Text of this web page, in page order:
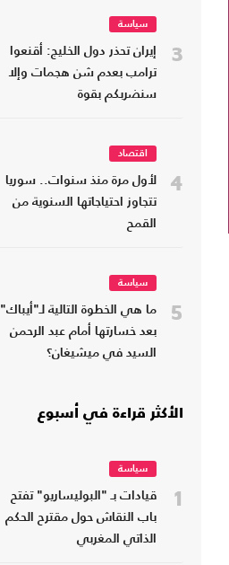
3
سياسة
إيران تحذر دول الخليج: أقنعوا
ترامب بعدم شن هجمات وإلا
سنضربكم بقوة
4
اقتصاد
لأول مرة منذ سنوات.. سوريا
تتجاوز احتياجاتها السنوية من
القمح
5
سياسة
ما هي الخطوة التالية لـ"أيباك"
بعد خسارتها أمام عبد الرحمن
السيد في ميشيغان؟
الأكثر قراءة في أسبوع
1
سياسة
قيادات بـ "البوليساريو" تفتح
باب النقاش حول مقترح الحكم
الذاتي المغربي